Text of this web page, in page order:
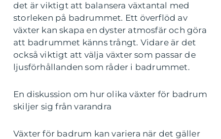
det är viktigt att balansera växtantal med
storleken på badrummet. Ett överflöd av
växter kan skapa en dyster atmosfär och göra
att badrummet känns trångt. Vidare är det
också viktigt att välja växter som passar de
ljusförhållanden som råder i badrummet.
En diskussion om hur olika växter för badrum
skiljer sig från varandra
Växter för badrum kan variera när det gäller